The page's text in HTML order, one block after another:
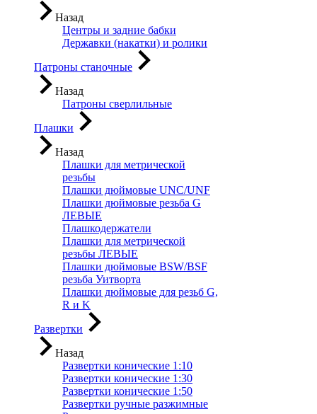
Назад
Центры и задние бабки
Державки (накатки) и ролики
Патроны станочные
Назад
Патроны сверлильные
Плашки
Назад
Плашки для метрической
резьбы
Плашки дюймовые UNC/UNF
Плашки дюймовые резьба G
ЛЕВЫЕ
Плашкодержатели
Плашки для метрической
резьбы ЛЕВЫЕ
Плашки дюймовые BSW/BSF
резьба Уитворта
Плашки дюймовые для резьб G,
R и K
Развертки
Назад
Развертки конические 1:10
Развертки конические 1:30
Развертки конические 1:50
Развертки ручные разжимные